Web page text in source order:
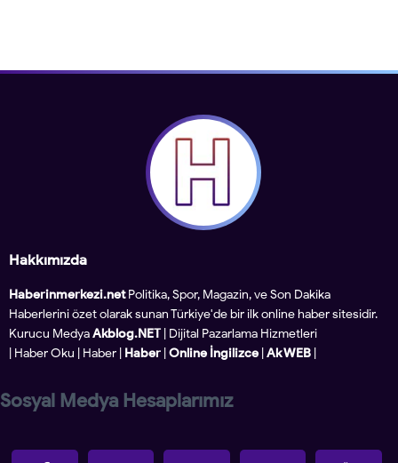
Hakkımızda
Haberinmerkezi.netPolitika, Spor, Magazin, ve Son Dakika
Haberlerini özet olarak sunan Türkiye'de bir ilk online haber sitesidir.
Kurucu MedyaAkblog.NET | Dijital Pazarlama Hizmetleri
Haber Oku Haber Haber Online İngilizce Ak WEB
Sosyal Medya Hesaplarımız